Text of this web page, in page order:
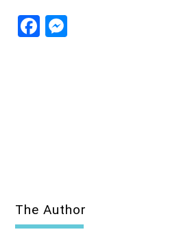
Facebook
The Author